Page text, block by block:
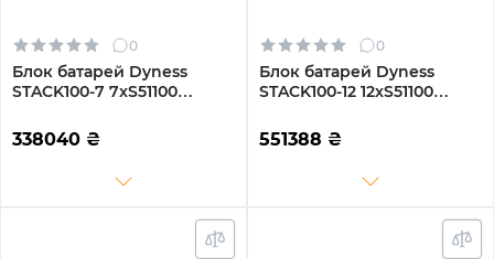
0
Блок батарей Dyness
STACK100-7 7xS51100
LiFePO4 SBDU100
(STACK100-7-35.84kW)
338040 ₴
0
Блок батарей Dyness
STACK100-12 12xS51100
100AhLiFePO4 SBDU100
(STACK100-12-61.44kW)
551388 ₴